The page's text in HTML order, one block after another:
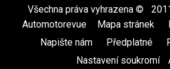
Všechna práva vyhrazena ©
Automotorevue
Mapa stránek
Napište nám
Předplatné
Nastavení soukromí